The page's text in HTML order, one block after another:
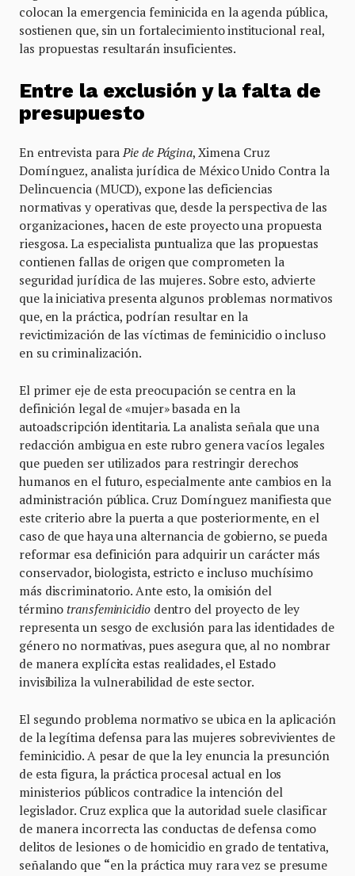
colocan la emergencia feminicida en la agenda pública,
sostienen que, sin un fortalecimiento institucional real,
las propuestas resultarán insuficientes.
Entre la exclusión y la falta de
presupuesto
En entrevista paraPie de Página, Ximena Cruz
Domínguez, analista jurídica de México Unido Contra la
Delincuencia (MUCD), expone las deficiencias
normativas y operativas que, desde la perspectiva de las
organizaciones, hacen de este proyecto una propuesta
riesgosa. La especialista puntualiza que las propuestas
contienen fallas de origen que comprometen la
seguridad jurídica de las mujeres. Sobre esto, advierte
que la iniciativa presenta algunos problemas normativos
que, en la práctica, podrían resultar en la
revictimización de las víctimas de feminicidio o incluso
en su criminalización.
El primer eje de esta preocupación se centra en la
definición legal de «mujer» basada en la
autoadscripción identitaria. La analista señala que una
redacción ambigua en este rubro genera vacíos legales
que pueden ser utilizados para restringir derechos
humanos en el futuro, especialmente ante cambios en la
administración pública. Cruz Domínguez manifiesta que
este criterio abre la puerta a que posteriormente, en el
caso de que haya una alternancia de gobierno, se pueda
reformar esa definición para adquirir un carácter más
conservador, biologista, estricto e incluso muchísimo
más discriminatorio. Ante esto, la omisión del
términotransfeminicidiodentro del proyecto de ley
representa un sesgo de exclusión para las identidades de
género no normativas, pues asegura que, al no nombrar
de manera explícita estas realidades, el Estado
invisibiliza la vulnerabilidad de este sector.
El segundo problema normativo se ubica en la aplicación
de la legítima defensa para las mujeres sobrevivientes de
feminicidio. A pesar de que la ley enuncia la presunción
de esta figura, la práctica procesal actual en los
ministerios públicos contradice la intención del
legislador. Cruz explica que la autoridad suele clasificar
de manera incorrecta las conductas de defensa como
delitos de lesiones o de homicidio en grado de tentativa,
señalando que “en la práctica muy rara vez se presume